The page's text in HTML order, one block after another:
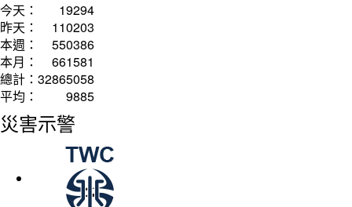
今天：
19294
昨天：
110203
本週：
550386
本月：
661581
總計： 32865058
平均：
9885
災害示警